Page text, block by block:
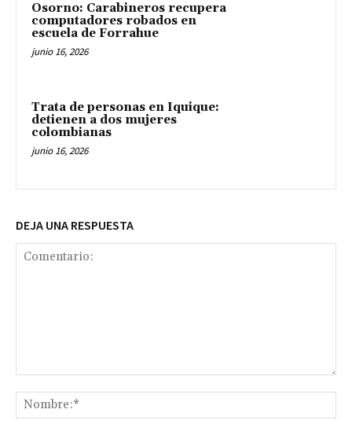
Osorno: Carabineros recupera
computadores robados en
escuela de Forrahue
junio 16, 2026
Trata de personas en Iquique:
detienen a dos mujeres
colombianas
junio 16, 2026
DEJA UNA RESPUESTA